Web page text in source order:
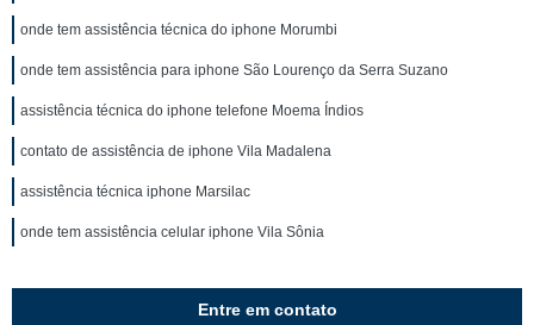
onde tem assistência técnica do iphone Morumbi
onde tem assistência para iphone São Lourenço da Serra Suzano
assistência técnica do iphone telefone Moema Índios
contato de assistência de iphone Vila Madalena
assistência técnica iphone Marsilac
onde tem assistência celular iphone Vila Sônia
Entre em contato